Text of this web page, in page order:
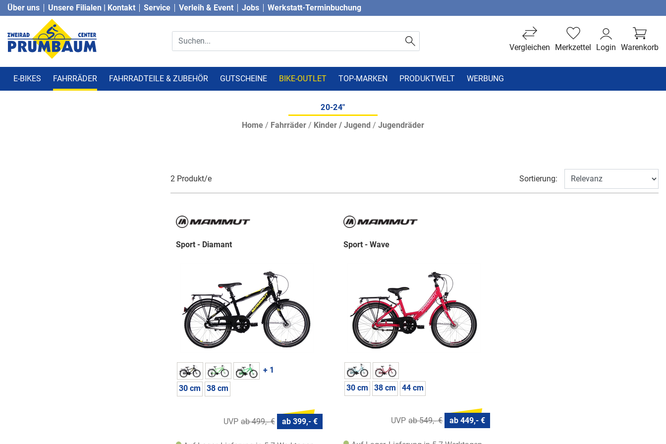
Über uns Unsere Filialen | Kontakt Service Verleih & Event Jobs Werkstatt-Terminbuchung
Warenkorb
Login
Merkzettel
Vergleichen
E-BIKES FAHRRÄDER FAHRRADTEILE & ZUBEHÖR GUTSCHEINE BIKE-OUTLET TOP-MARKEN PRODUKTWELT WERBUNG
20-24"
Home / Fahrräder / Kinder / Jugend / Jugendräder
2 Produkt/e Sortierung:
Sport - Diamant
+ 1
30 cm
38 cm
ab 499,- € ab 399,- €
Sport - Wave
30 cm 38 cm 44 cm
ab 549,- € ab 449,- €